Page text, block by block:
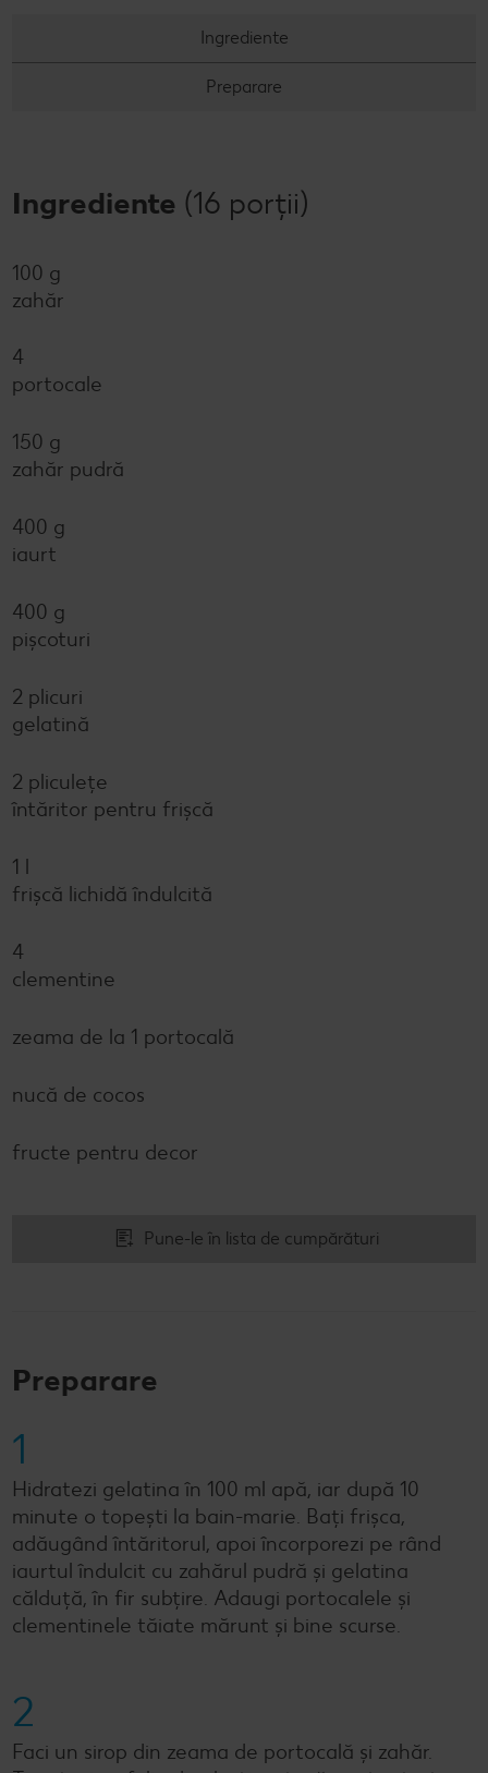
Ingrediente
Preparare
Ingrediente (16 porții)
100 g
zahăr
4
portocale
150 g
zahăr pudră
400 g
iaurt
400 g
pișcoturi
2 plicuri
gelatină
2 pliculețe
întăritor pentru frișcă
1 l
frișcă lichidă îndulcită
4
clementine
zeama de la 1 portocală
nucă de cocos
fructe pentru decor
Pune-le în lista de cumpărături
Preparare
1
Hidratezi gelatina în 100 ml apă, iar după 10
minute o topești la bain-marie. Bați frișca,
adăugând întăritorul, apoi încorporezi pe rând
iaurtul îndulcit cu zahărul pudră și gelatina
călduță, în fir subțire. Adaugi portocalele și
clementinele tăiate mărunt și bine scurse.
2
Faci un sirop din zeama de portocală și zahăr.